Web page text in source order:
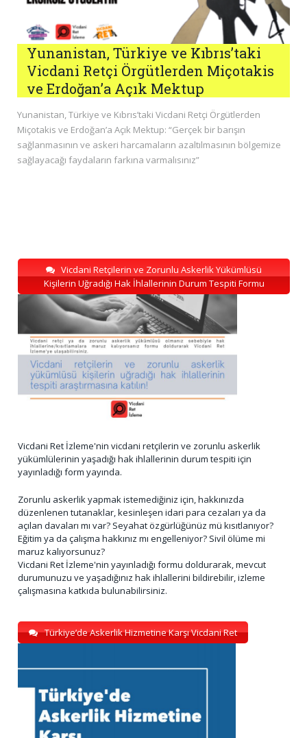
Yunanistan, Türkiye ve Kıbrıs’taki
Vicdani Retçi Örgütlerden Miçotakis
ve Erdoğan’a Açık Mektup
Yunanistan, Türkiye ve Kıbrıs’taki Vicdani Retçi Örgütlerden
Miçotakis ve Erdoğan’a Açık Mektup: “Gerçek bir barışın
sağlanmasının ve askeri harcamaların azaltılmasının bölgemize
sağlayacağı faydaların farkına varmalısınız”
Vicdani Retçilerin ve Zorunlu Askerlik Yükümlüsü
Kişilerin Uğradığı Hak İhlallerinin Durum Tespiti Formu
Vicdani Ret İzleme'nin vicdani retçilerin ve zorunlu askerlik
yükümlülerinin yaşadığı hak ihlallerinin durum tespiti için
yayınladığı form yayında.
Zorunlu askerlik yapmak istemediğiniz için, hakkınızda
düzenlenen tutanaklar, kesinleşen idari para cezaları ya da
açılan davaları mı var? Seyahat özgürlüğünüz mü kısıtlanıyor?
Eğitim ya da çalışma hakkınız mı engelleniyor? Sivil ölüme mi
maruz kalıyorsunuz?
Vicdani Ret İzleme'nin yayınladığı formu doldurarak, mevcut
durumunuzu ve yaşadığınız hak ihlallerini bildirebilir, izleme
çalışmasına katkıda bulunabilirsiniz.
Türkiye’de Askerlik Hizmetine Karşı Vicdani Ret